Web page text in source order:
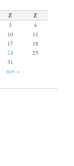
Z
Z
3 4
10
11
17
18
24 25
31
nov »